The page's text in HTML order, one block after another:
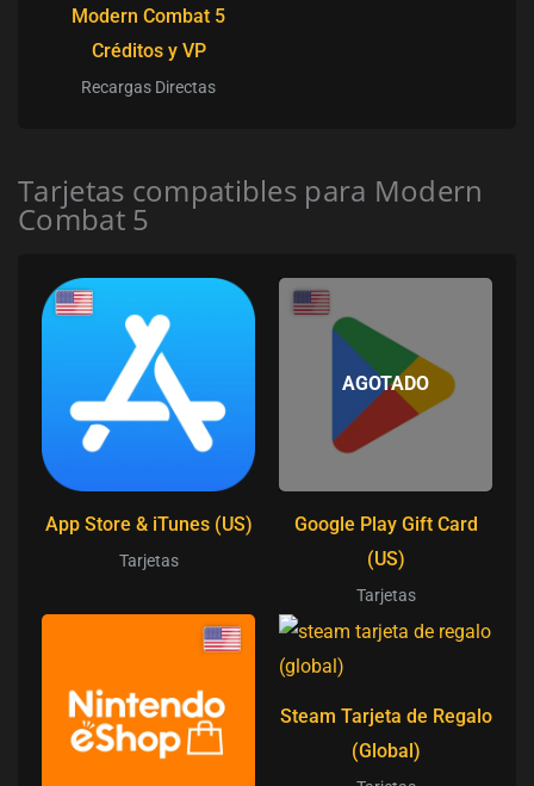
Modern Combat 5
Créditos y VP
Recargas Directas
Tarjetas compatibles para Modern
Combat 5
App Store & iTunes (US)
Tarjetas
AGOTADO
Google Play Gift Card
(US)
Tarjetas
Steam Tarjeta de Regalo
(Global)